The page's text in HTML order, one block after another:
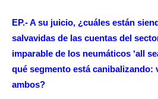
EP.- A su juicio, ¿cuáles están
salvavidas de las cuentas del
imparable de los neumáticos ‘all
qué segmento está canibalizando:
ambos?